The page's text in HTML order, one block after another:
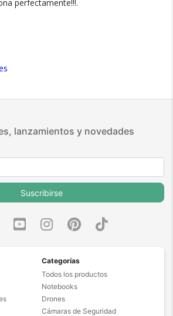
para el cable ayuda a mantener
El sistema de elevacion
perfectamente!!!.
lanzamientos y novedades
Suscribirse
Categorías
Todos los productos
Notebooks
Drones
Cámaras de Seguridad